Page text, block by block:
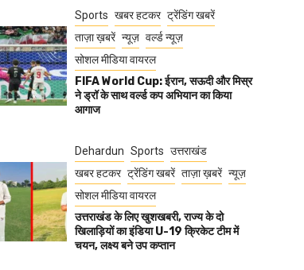
Sports खबर हटकर ट्रेंडिंग खबरें
ताज़ा ख़बरें न्यूज़ वर्ल्ड न्यूज़
सोशल मीडिया वायरल
FIFA World Cup: ईरान, सऊदी और मिस्र
ने ड्रॉ के साथ वर्ल्ड कप अभियान का किया
आगाज
Dehardun Sports उत्तराखंड
खबर हटकर ट्रेंडिंग खबरें ताज़ा ख़बरें न्यूज़
सोशल मीडिया वायरल
उत्तराखंड के लिए खुशखबरी, राज्य के दो
खिलाड़ियों का इंडिया U-19 क्रिकेट टीम में
चयन, लक्ष्य बने उप कप्तान